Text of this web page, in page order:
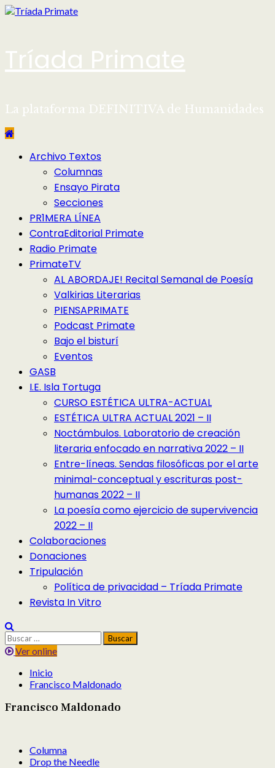
Saltar
Tríada Primate
La plataforma DEFINITIVA de Humanidades
Menú Archivo Textos
Columnas
Ensayo Pirata
Secciones
PR1MERA LÍNEA
ContraEditorial Primate
Radio Primate
PrimateTV
AL ABORDAJE! Recital Semanal de Poesía
Valkirias Literarias
PIENSAPRIMATE
Podcast Primate
Bajo el bisturí
Eventos
GASB
I.E. Isla Tortuga
CURSO ESTÉTICA ULTRA-ACTUAL
ESTÉTICA ULTRA ACTUAL 2021 – II
Noctámbulos. Laboratorio de creación
literaria enfocado en narrativa 2022 – II
Entre-líneas. Sendas filosóficas por el arte
minimal-conceptual y escrituras post-
humanas 2022 – II
La poesía como ejercicio de supervivencia
2022 – II
Colaboraciones
Donaciones
Tripulación
Política de privacidad – Tríada Primate
Revista In Vitro
Buscar:
Ver online
Inicio
Francisco Maldonado
Francisco Maldonado
Columna
Drop the Needle